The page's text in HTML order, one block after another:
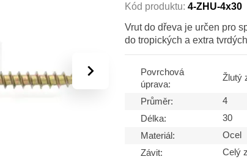
›
Kód produktu: 4-ZHU-4x30
Vrut do dřeva je určen pro
do tropických a extra
Povrchová
úprava:
Žlutý
Průměr:
4
Délka:
30
Materiál:
Ocel
Závit:
Celý